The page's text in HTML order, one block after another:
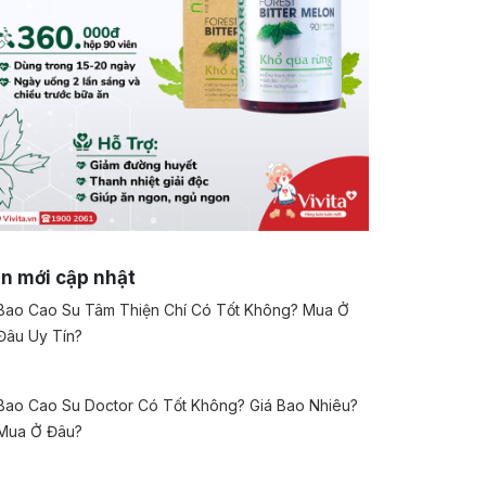
mới cập nhật
Cao Su Tâm Thiện Chí Có Tốt Không? Mua Ở
Uy Tín?
Cao Su Doctor Có Tốt Không? Giá Bao Nhiêu?
Ở Đâu?